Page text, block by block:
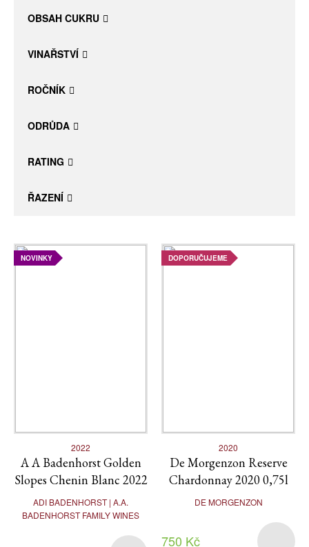
OBSAH CUKRU
VINAŘSTVÍ
ROČNÍK
ODRŮDA
RATING
ŘAZENÍ
NOVINKY
2022
A A Badenhorst Golden
Slopes Chenin Blanc 2022
ADI BADENHORST | A.A.
BADENHORST FAMILY WINES
DOPORUČUJEME
2020
De Morgenzon Reserve
Chardonnay 2020 0,75l
DE MORGENZON
750 Kč